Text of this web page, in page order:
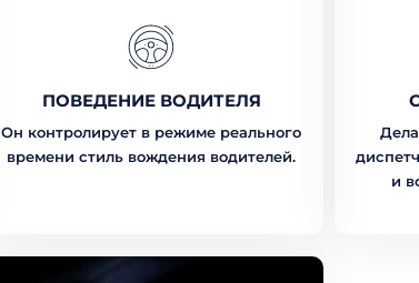
ПОВЕДЕНИЕ ВОДИТЕЛЯ
Он контролирует в режиме реального
времени стиль вождения водителей.
и